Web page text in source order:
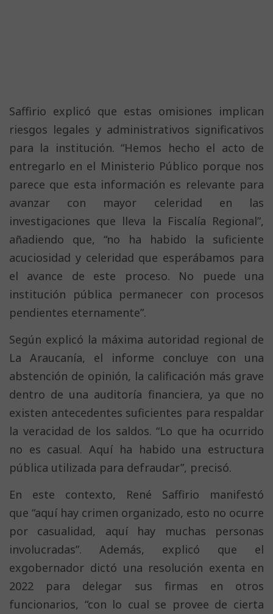
Saffirio explicó que estas omisiones implican
riesgos legales y administrativos significativos
para la institución. “Hemos hecho el acto de
entregarlo en el Ministerio Público porque nos
parece que esta información es relevante para
avanzar con mayor celeridad en las
investigaciones que lleva la Fiscalía Regional”,
añadiendo que, “no ha habido la suficiente
acuciosidad y celeridad que esperábamos para
el avance de este proceso. No puede una
institución pública permanecer con procesos
pendientes eternamente”.
Según explicó la máxima autoridad regional de
La Araucanía, el informe concluye con una
abstención de opinión, la calificación más grave
dentro de una auditoría financiera, ya que no
existen antecedentes suficientes para respaldar
la veracidad de los saldos. “Lo que ha ocurrido
no es casual. Aquí ha habido una estructura
pública utilizada para defraudar”, precisó.
En este contexto, René Saffirio manifestó
que “aquí hay crimen organizado, esto no ocurre
por casualidad, aquí hay muchas personas
involucradas”. Además, explicó que el
exgobernador dictó una resolución exenta en
2022 para delegar sus firmas en otros
funcionarios, “con lo cual se provee de cierta